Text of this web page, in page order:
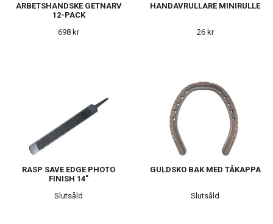
ARBETSHANDSKE GETNARV
12-PACK
698 kr
HANDAVRULLARE MINIRULLE
26 kr
RASP SAVE EDGE PHOTO
FINISH 14"
Slutsåld
GULDSKO BAK MED TÅKAPPA
Slutsåld